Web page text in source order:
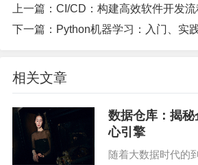
进行安装：
pip install starlette[all]
```
2. 创建第一个Starlette应用
上一篇： CI/CD：构建高效软件开发
下一篇： Python机器学习：入门、实
相关文章
数据仓库：揭
心引擎
随着大数据时代的